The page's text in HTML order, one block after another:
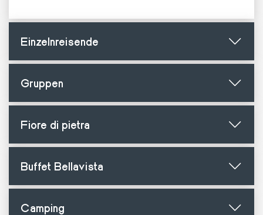
Einzelnreisende
Gruppen
Fiore di pietra
Buffet Bellavista
Camping